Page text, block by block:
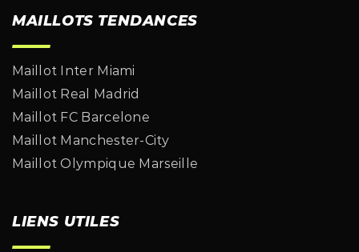
MAILLOTS TENDANCES
Maillot Inter Miami
Maillot Real Madrid
Maillot FC Barcelone
Maillot Manchester-City
Maillot Olympique Marseille
LIENS UTILES